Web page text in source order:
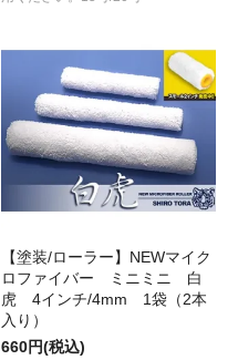
【塗装/ローラー】NEWマイク
ロファイバー ミニミニ 白
虎 4インチ/4mm 1袋（2本
入り）
660円(税込)